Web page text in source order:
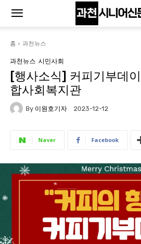
홈 과천뉴스
과천뉴스 시민사회
[행사소식] 커피기부데
합사회복지관
By 이원호기자 2023-12-12
Naver Facebook